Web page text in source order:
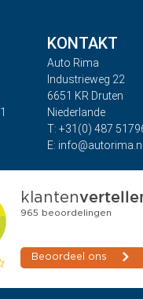
KONTAKT
Auto Rima
Industrieweg 22
6651 KR Druten
Niederlande
T: +31(0) 487
E: info@autorima.nl